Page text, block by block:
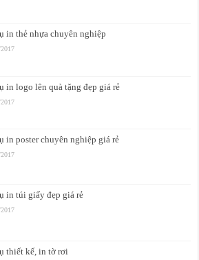
in thẻ nhựa chuyên nghiệp
in logo lên quà tặng đẹp giá rẻ
in poster chuyên nghiệp giá rẻ
in túi giấy đẹp giá rẻ
thiết kế, in tờ rơi